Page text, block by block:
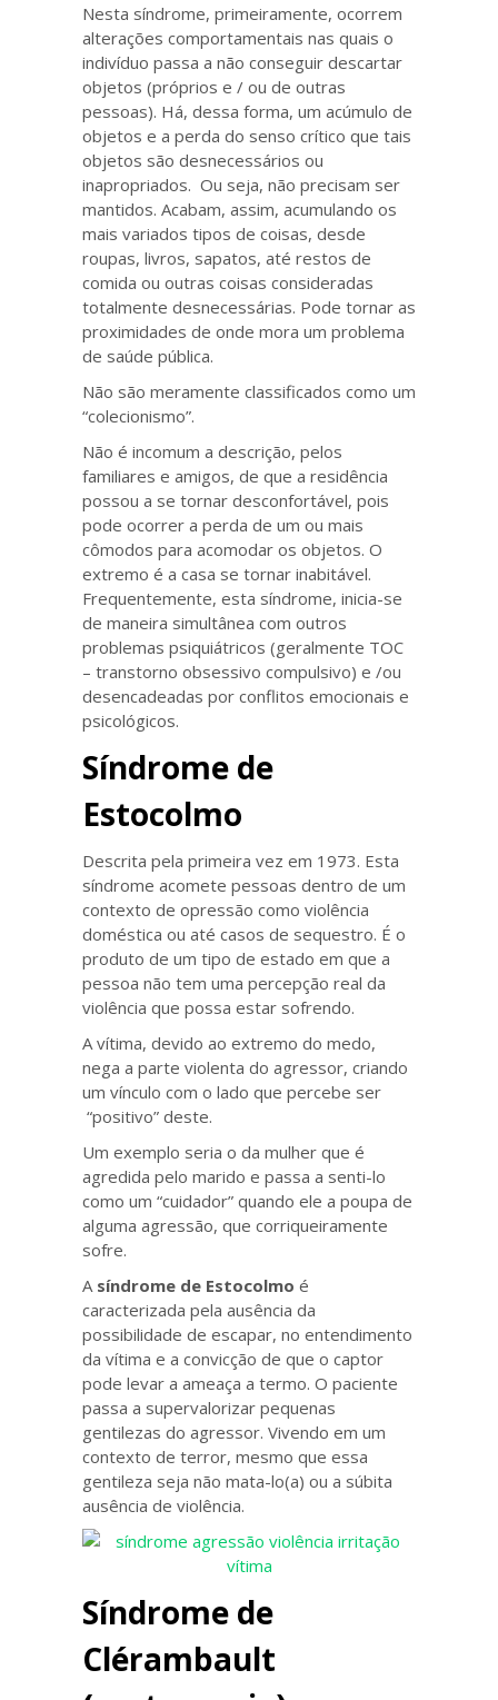
Nesta síndrome, primeiramente, ocorrem
alterações comportamentais nas quais o
indivíduo passa a não conseguir descartar
objetos (próprios e / ou de outras
pessoas). Há, dessa forma, um acúmulo de
objetos e a perda do senso crítico que tais
objetos são desnecessários ou
inapropriados. Ou seja, não precisam ser
mantidos. Acabam, assim, acumulando os
mais variados tipos de coisas, desde
roupas, livros, sapatos, até restos de
comida ou outras coisas consideradas
totalmente desnecessárias. Pode tornar as
proximidades de onde mora um problema
de saúde pública.
Não são meramente classificados como um
“colecionismo”.
Não é incomum a descrição, pelos
familiares e amigos, de que a residência
possou a se tornar desconfortável, pois
pode ocorrer a perda de um ou mais
cômodos para acomodar os objetos. O
extremo é a casa se tornar inabitável.
Frequentemente, esta síndrome, inicia-se
de maneira simultânea com outros
problemas psiquiátricos (geralmente TOC
– transtorno obsessivo compulsivo) e /ou
desencadeadas por conflitos emocionais e
psicológicos.
Síndrome de
Estocolmo
Descrita pela primeira vez em 1973. Esta
síndrome acomete pessoas dentro de um
contexto de opressão como violência
doméstica ou até casos de sequestro. É o
produto de um tipo de estado em que a
pessoa não tem uma percepção real da
violência que possa estar sofrendo.
A vítima, devido ao extremo do medo,
nega a parte violenta do agressor, criando
um vínculo com o lado que percebe ser
“positivo” deste.
Um exemplo seria o da mulher que é
agredida pelo marido e passa a senti-lo
como um “cuidador” quando ele a poupa de
alguma agressão, que corriqueiramente
sofre.
A síndrome de Estocolmo é
caracterizada pela ausência da
possibilidade de escapar, no entendimento
da vítima e a convicção de que o captor
pode levar a ameaça a termo. O paciente
passa a supervalorizar pequenas
gentilezas do agressor. Vivendo em um
contexto de terror, mesmo que essa
gentileza seja não mata-lo(a) ou a súbita
ausência de violência.
Síndrome de
Clérambault